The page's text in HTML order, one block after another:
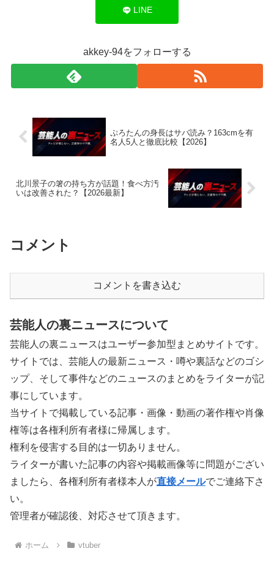
LINE
akkey-94をフォローする
ぷろたんの身長はサバ読み？163cmを有
名人5人と徹底比較【2026】
北川景子の箸の持ち方が話題！食べ方汚
いは改善された？【2026最新】
コメント
コメントを書き込む
芸能人の裏ニュースについて
芸能人の裏ニュースはユーザー参加型まとめサイトです。
サイトでは、芸能人の最新ニュース・噂や裏話などのゴシ
ップ、そして事件などのニュースのまとめをライターが記
事にしています。
当サイトで掲載している記事・画像・動画の著作権や肖像
権等は各権利所有者様に帰属します。
権利を侵害する目的は一切ありません。
ライターが書いた記事の内容や掲載画像等に問題がござい
ましたら、各権利所有者様本人が直接メールでご連絡下さ
い。
管理者が確認後、対応させて頂きます。
ホーム vtuber